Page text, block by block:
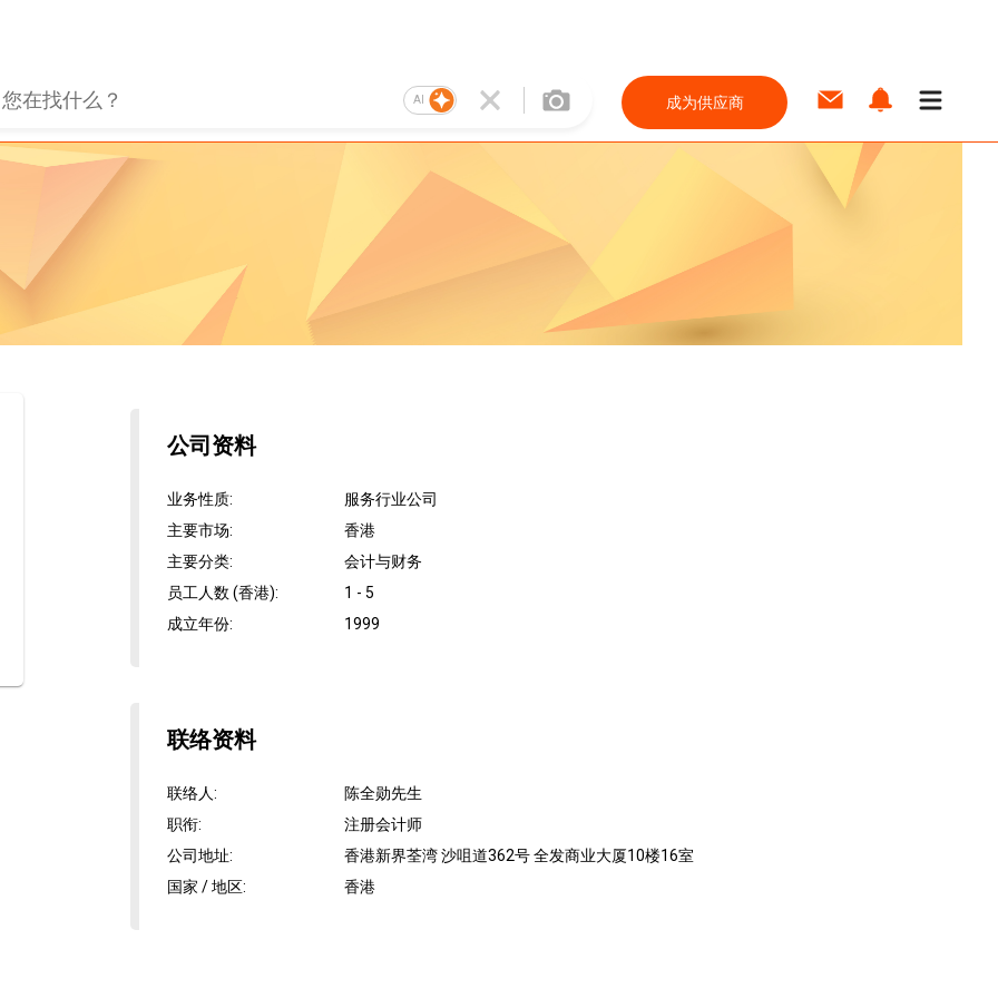
AI 成为供应商
公司资料
业务性质:
服务行业公司
主要市场:
香港
主要分类:
会计与财务
员工人数 (香港):
1 - 5
成立年份: 1999
联络资料
联络人:
陈全勋先生
职衔:
注册会计师
公司地址:
香港新界荃湾 沙咀道362号 全发商业大厦10楼16室
国家 / 地区: 香港